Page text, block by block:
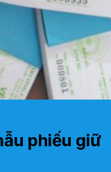
phiếu giữ